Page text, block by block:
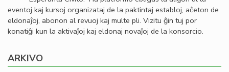
eventoj kaj kursoj organizataj de la paktintaj establoj, aĉeton de
eldonaĵoj, abonon al revuoj kaj multe pli. Vizitu ĝin tuj por
konatiĝi kun la aktivaĵoj kaj eldonaj novaĵoj de la konsorcio.
ARKIVO